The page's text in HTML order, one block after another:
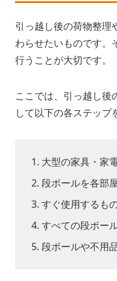
引っ越し後の荷物整理
わらせたいものです。
行うことが大切です。
ここでは、引っ越し後
して以下の各ステップ
大型の家具・家
段ボールを各部
すぐ使用するも
すべての段ボー
段ボールや不用